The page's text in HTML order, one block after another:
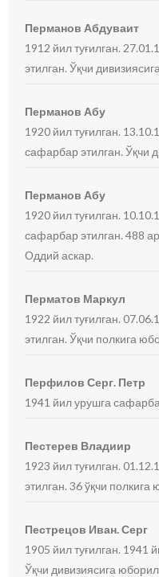
Перманов Абдуваит
1912 йил туғилган.
этилган. Ўқчи
Перманов Абу
1920 йил туғилган.
сафарбар этилган. Ўқчи
Перманов Абу
1920 йил туғилган.
сафарбар этилган. 488
Оддий аскар.
Перматов Маркул
1922 йил туғилган.
этилган. Ўқчи полкига
Перфилов Серг. Петр
1941 йил урушга
Пестерев Владиир
1923 йил туғилган.
этилган. 36 ўқчи
Пестрецов Иван. Серг
1905 йил туғилган. 1941
Ўқчи дивизиясига